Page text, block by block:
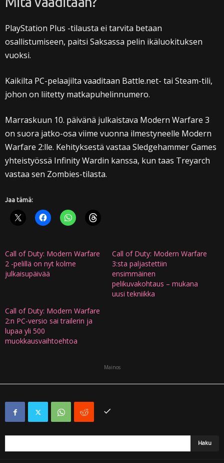
PlayStation Plus -tilausta ei tarvita betaan
osallistumiseen, paitsi Saksassa pelin ikäluokituksen
vuoksi.
Kaikilta PC-pelaajilta vaaditaan Battle.net- tai Steam-tili,
johon on liitetty matkapuhelinnumero.
Marraskuun 10. päivänä julkaistava Modern Warfare 3
on suora jatko-osa viime vuonna ilmestyneelle Modern
Warfare 2:lle. Kehityksestä vastaa Sledgehammer Games
yhteistyössä Infinity Wardin kanssa, kun taas Treyarch
vastaa sen Zombies-tilasta.
Jaa tämä:
Call of Duty: Modern Warfare
2 -pelillä on nyt kolme
julkaisupäivää
Call of Duty: Modern Warfare
3:sta paljastettiin
ensimmäinen
pelikuvakohtaus – mukana
uusi tekniikka
Call of Duty: Modern Warfare
2:n PC-versio sai trailerin ja
lupaa yli 500
muokkausvaihtoehtoa
Mainos